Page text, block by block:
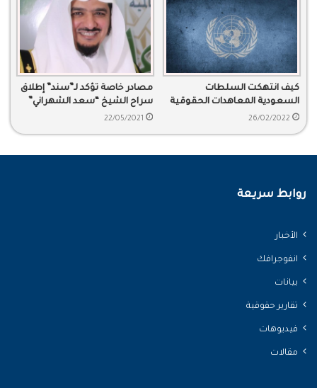
كيف انتهكت السلطات
السعودية المعاهدات الحقوقية
العالمية؟
26/02/2022
مصادر خاصة تؤكد لـ”سند” إطلاق
سراح الشيخ “سعد الشهراني”
22/05/2021
روابط سريعة
الأخبار
انفوجرافك
بيانات
تقارير حقوقية
فيديوهات
مقالات